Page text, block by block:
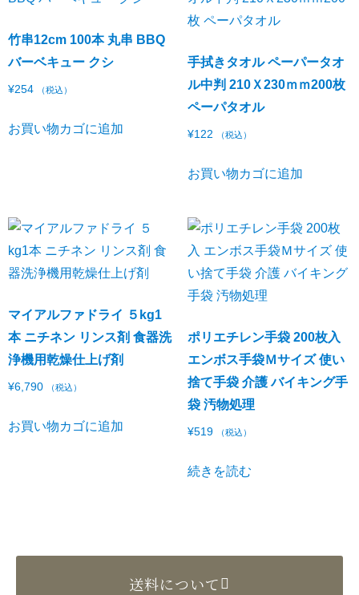
竹串12cm 100本 丸串 BBQ
バーベキュー クシ
¥254 （税込）
お買い物カゴに追加
手拭きタオル ペーパータオ
ル中判 210Ｘ230ｍｍ200枚
ペーパタオル
¥122 （税込）
お買い物カゴに追加
マイアルファドライ ５kg1
本 ニチネン リンス剤 食器洗
浄機用乾燥仕上げ剤
¥6,790 （税込）
お買い物カゴに追加
ポリエチレン手袋 200枚入
エンボス手袋Ｍサイズ 使い
捨て手袋 介護 バイキング手
袋 汚物処理
¥519 （税込）
続きを読む
送料について